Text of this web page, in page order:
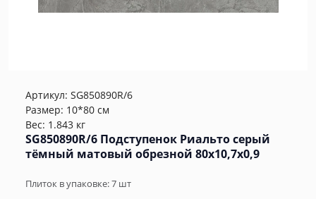
Артикул: SG850890R/6
Размер: 10*80 см
Вес: 1.843 кг
SG850890R/6 Подступенок Риальто серый
тёмный матовый обрезной 80x10,7x0,9
Плиток в упаковке:7 шт